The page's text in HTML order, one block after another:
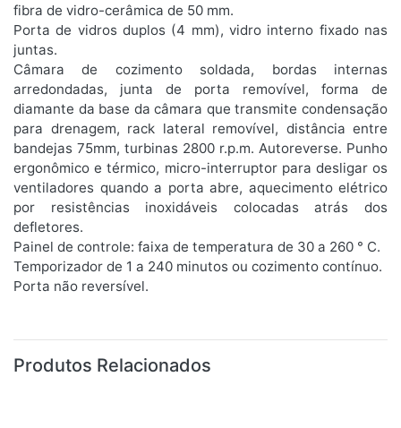
fibra de vidro-cerâmica de 50 mm.
Porta de vidros duplos (4 mm), vidro interno fixado nas
juntas.
Câmara de cozimento soldada, bordas internas
arredondadas, junta de porta removível, forma de
diamante da base da câmara que transmite condensação
para drenagem, rack lateral removível, distância entre
bandejas 75mm, turbinas 2800 r.p.m. Autoreverse. Punho
ergonômico e térmico, micro-interruptor para desligar os
ventiladores quando a porta abre, aquecimento elétrico
por resistências inoxidáveis colocadas atrás dos
defletores.
Painel de controle: faixa de temperatura de 30 a 260 ° C.
Temporizador de 1 a 240 minutos ou cozimento contínuo.
Porta não reversível.
Produtos Relacionados